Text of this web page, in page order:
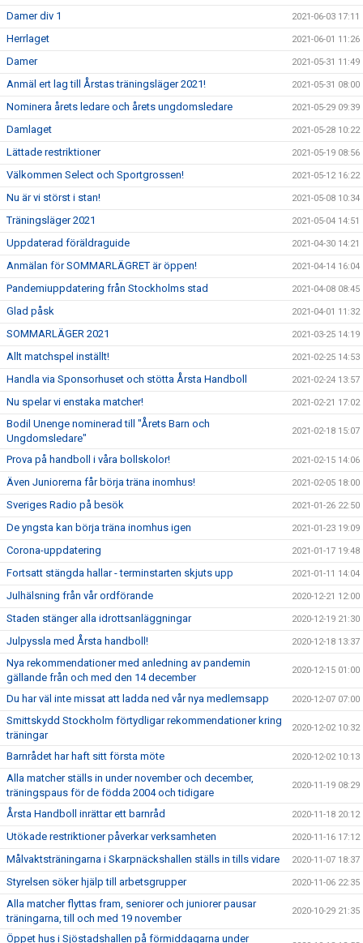
Damer div 1 2021-06-03 17:11
Herrlaget 2021-06-01 11:26
Damer 2021-05-31 11:49
Anmäl ert lag till Årstas träningsläger 2021! 2021-05-31 08:00
Nominera årets ledare och årets ungdomsledare 2021-05-29 09:39
Damlaget 2021-05-28 10:22
Lättade restriktioner 2021-05-19 08:56
Välkommen Select och Sportgrossen! 2021-05-12 16:22
Nu är vi störst i stan! 2021-05-08 10:34
Träningsläger 2021 2021-05-04 14:51
Uppdaterad föräldraguide 2021-04-30 14:21
Anmälan för SOMMARLÄGRET är öppen! 2021-04-14 16:04
Pandemiuppdatering från Stockholms stad 2021-04-08 08:45
Glad påsk 2021-04-01 11:32
SOMMARLÄGER 2021 2021-03-25 14:19
Allt matchspel inställt! 2021-02-25 14:53
Handla via Sponsorhuset och stötta Årsta Handboll 2021-02-24 13:57
Nu spelar vi enstaka matcher! 2021-02-21 17:02
Bodil Unenge nominerad till "Årets Barn och
Ungdomsledare"
2021-02-18 15:07
Prova på handboll i våra bollskolor! 2021-02-15 14:06
Även Juniorerna får börja träna inomhus! 2021-02-05 18:00
Sveriges Radio på besök 2021-01-26 22:50
De yngsta kan börja träna inomhus igen 2021-01-23 19:09
Corona-uppdatering 2021-01-17 19:48
Fortsatt stängda hallar - terminstarten skjuts upp 2021-01-11 14:04
Julhälsning från vår ordförande 2020-12-21 12:00
Staden stänger alla idrottsanläggningar 2020-12-19 21:30
Julpyssla med Årsta handboll! 2020-12-18 13:37
Nya rekommendationer med anledning av pandemin
gällande från och med den 14 december
2020-12-15 01:00
Du har väl inte missat att ladda ned vår nya medlemsapp 2020-12-07 07:00
Smittskydd Stockholm förtydligar rekommendationer kring
träningar
2020-12-02 10:32
Barnrådet har haft sitt första möte 2020-12-02 10:13
Alla matcher ställs in under november och december,
träningspaus för de födda 2004 och tidigare
2020-11-19 08:29
Årsta Handboll inrättar ett barnråd 2020-11-18 20:12
Utökade restriktioner påverkar verksamheten 2020-11-16 17:12
Målvaktsträningarna i Skarpnäckshallen ställs in tills vidare 2020-11-07 18:37
Styrelsen söker hjälp till arbetsgrupper 2020-11-06 22:35
Alla matcher flyttas fram, seniorer och juniorer pausar
träningarna, till och med 19 november
2020-10-29 21:35
Öppet hus i Sjöstadshallen på förmiddagarna under